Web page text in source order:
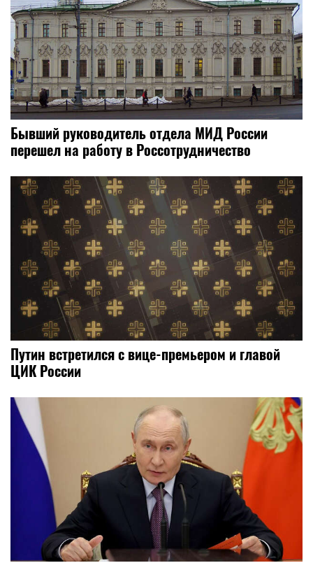
Бывший руководитель отдела МИД России
перешел на работу в Россотрудничество
Путин встретился с вице-премьером и главой
ЦИК России